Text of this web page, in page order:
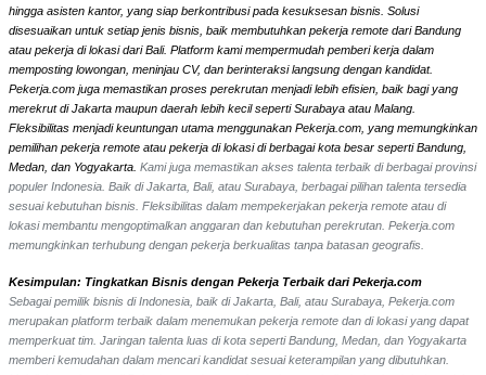
hingga asisten kantor, yang siap berkontribusi pada kesuksesan bisnis. Solusi
disesuaikan untuk setiap jenis bisnis, baik membutuhkan pekerja remote dari Bandung
atau pekerja di lokasi dari Bali. Platform kami mempermudah pemberi kerja dalam
memposting lowongan, meninjau CV, dan berinteraksi langsung dengan kandidat.
Pekerja.com juga memastikan proses perekrutan menjadi lebih efisien, baik bagi yang
merekrut di Jakarta maupun daerah lebih kecil seperti Surabaya atau Malang.
Fleksibilitas menjadi keuntungan utama menggunakan Pekerja.com, yang memungkinkan
pemilihan pekerja remote atau pekerja di lokasi di berbagai kota besar seperti Bandung,
Medan, dan Yogyakarta. Kami juga memastikan akses talenta terbaik di berbagai provinsi
populer Indonesia. Baik di Jakarta, Bali, atau Surabaya, berbagai pilihan talenta tersedia
sesuai kebutuhan bisnis. Fleksibilitas dalam mempekerjakan pekerja remote atau di
lokasi membantu mengoptimalkan anggaran dan kebutuhan perekrutan. Pekerja.com
memungkinkan terhubung dengan pekerja berkualitas tanpa batasan geografis.
Kesimpulan: Tingkatkan Bisnis dengan Pekerja Terbaik dari Pekerja.com
Sebagai pemilik bisnis di Indonesia, baik di Jakarta, Bali, atau Surabaya, Pekerja.com
merupakan platform terbaik dalam menemukan pekerja remote dan di lokasi yang dapat
memperkuat tim. Jaringan talenta luas di kota seperti Bandung, Medan, dan Yogyakarta
memberi kemudahan dalam mencari kandidat sesuai keterampilan yang dibutuhkan.